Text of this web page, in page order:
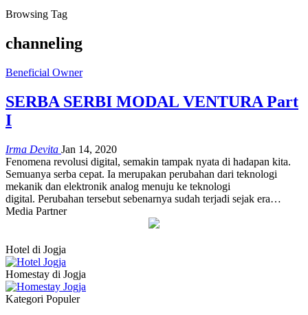
Browsing Tag
channeling
Beneficial Owner
SERBA SERBI MODAL VENTURA Part
I
Irma Devita Jan 14, 2020
Fenomena revolusi digital, semakin tampak nyata di hadapan kita.
Semuanya serba cepat. Ia merupakan perubahan dari teknologi
mekanik dan elektronik analog menuju ke teknologi
digital. Perubahan tersebut sebenarnya sudah terjadi sejak era…
Media Partner
Hotel di Jogja
Homestay di Jogja
Kategori Populer